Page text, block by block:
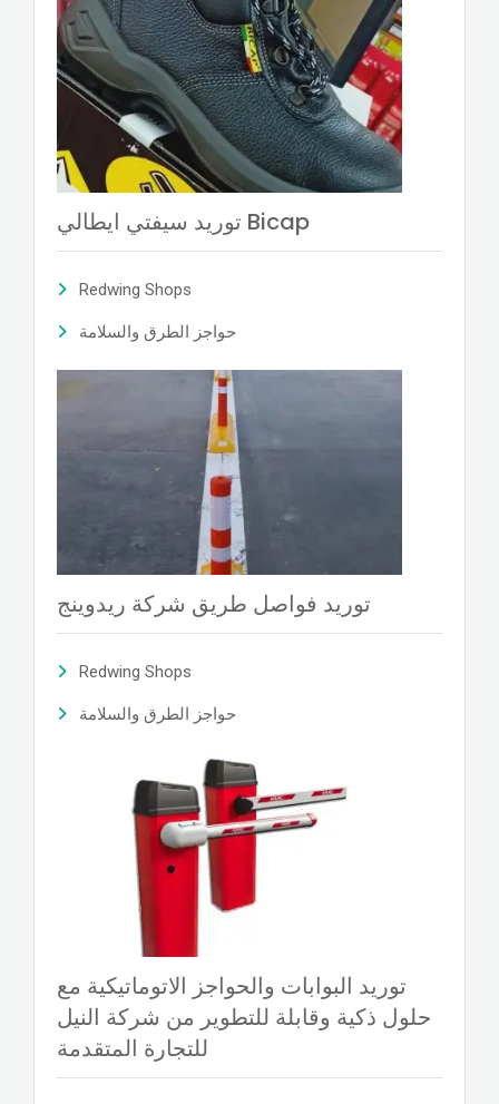
توريد سيفتي ايطالي Bicap
Redwing Shops
حواجز الطرق والسلامة
توريد فواصل طريق شركة ريدوينج
Redwing Shops
حواجز الطرق والسلامة
توريد البوابات والحواجز الاتوماتيكية مع
حلول ذكية وقابلة للتطوير من شركة النيل
للتجارة المتقدمة